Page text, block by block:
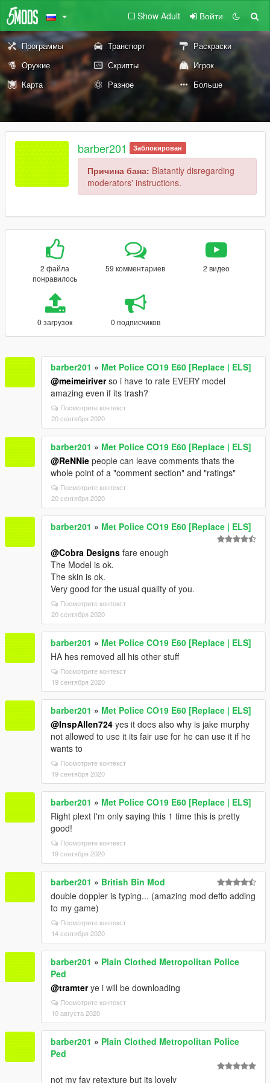
Show Adult Войти
Программы Транспорт
Раскраски
Оружие
Скрипты
Игрок
Карта
Разное Больше
barber201 Заблокирован
Причина бана: Blatantly disregarding
moderators' instructions.
2 файла
понравилось
59 комментариев 2 видео
0 загрузок 0 подписчиков
barber201 » Met Police CO19 E60 [Replace | ELS]
@meimeiriverso i have to rate EVERY model
amazing even if its trash?
Посмотрите контекст
20 сентября 2020
barber201 » Met Police CO19 E60 [Replace | ELS]
@ReNNie people can leave comments thats the
whole point of a "comment section" and "ratings"
Посмотрите контекст
20 сентября 2020
barber201 » Met Police CO19 E60 [Replace | ELS]
@Cobra Designs fare enough
The Model is ok.
The skin is ok.
Very good for the usual quality of you.
Посмотрите контекст
20 сентября 2020
barber201 » Met Police CO19 E60 [Replace | ELS]
HA hes removed all his other stuff
Посмотрите контекст
19 сентября 2020
barber201 » Met Police CO19 E60 [Replace | ELS]
@InspAllen724 yes it does also why is jake murphy
not allowed to use it its fair use for he can use it if he
wants to
Посмотрите контекст
19 сентября 2020
barber201 » Met Police CO19 E60 [Replace | ELS]
Right plext I'm only saying this 1 time this is pretty
good!
Посмотрите контекст
19 сентября 2020
barber201 » British Bin Mod
double doppler is typing... (amazing mod deffo adding
to my game)
Посмотрите контекст
14 сентября 2020
barber201 » Plain Clothed Metropolitan Police
Ped
@tramterye i will be downloading
Посмотрите контекст
10 августа 2020
barber201 » Plain Clothed Metropolitan Police
Ped
not my fav retexture but its lovely